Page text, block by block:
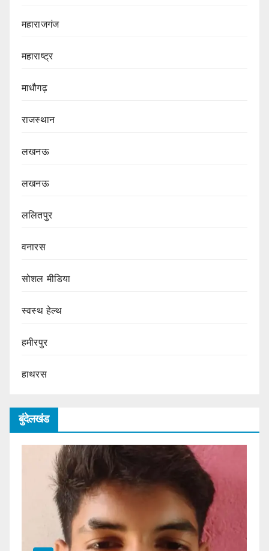
महाराजगंज
महाराष्ट्र
माधौगढ़
राजस्थान
लखनऊ
लखनऊ
ललितपुर
वनारस
सोशल मीडिया
स्वस्थ हेल्थ
हमीरपुर
हाथरस
बुंदेलखंड